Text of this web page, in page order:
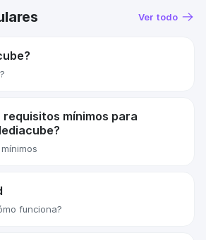
Ver todo
requisitos mínimos para
funciona?